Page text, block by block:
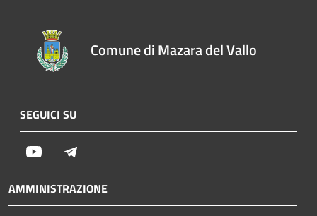
Comune di Mazara del Vallo
SEGUICI SU
Youtube
AMMINISTRAZIONE